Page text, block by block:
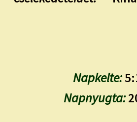
Napkelte:
Napnyugta: